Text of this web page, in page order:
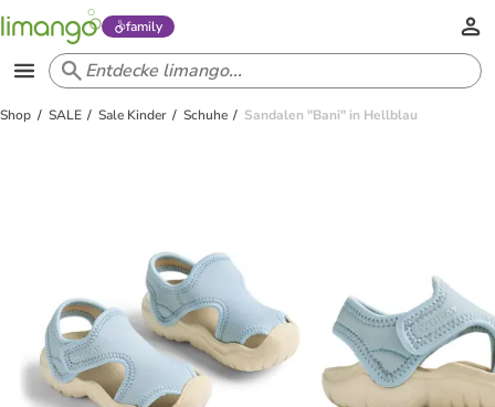
family
Shop SALE Sale Kinder Schuhe Sandalen "Bani" in Hellblau